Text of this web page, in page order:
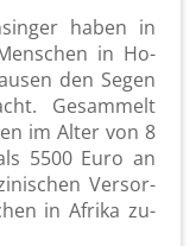
haben in
in Ho­
den Segen
Ge­sam­melt
im Alter von 8
5500 Euro an
Ver­sor­
in Afri­ka zu­